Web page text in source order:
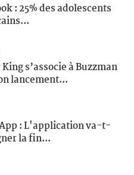
: 25% des adolescents
s’associe à Buzzman
lancement...
: L'application va-t-
la fin...